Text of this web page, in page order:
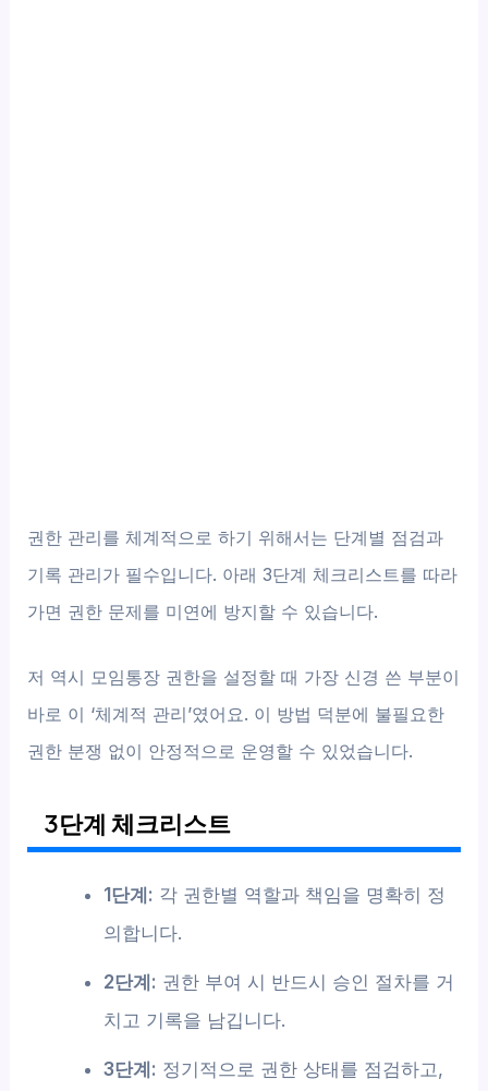
권한 관리를 체계적으로 하기 위해서는 단계별 점검과
기록 관리가 필수입니다. 아래 3단계 체크리스트를 따라
가면 권한 문제를 미연에 방지할 수 있습니다.
저 역시 모임통장 권한을 설정할 때 가장 신경 쓴 부분이
바로 이 ‘체계적 관리’였어요. 이 방법 덕분에 불필요한
권한 분쟁 없이 안정적으로 운영할 수 있었습니다.
3단계 체크리스트
1단계: 각 권한별 역할과 책임을 명확히 정
의합니다.
2단계: 권한 부여 시 반드시 승인 절차를 거
치고 기록을 남깁니다.
3단계: 정기적으로 권한 상태를 점검하고,